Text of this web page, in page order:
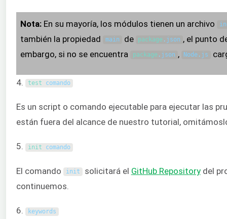
Nota: En su mayoría, los módulos tienen un archivo
también la propiedad main de package . json , el punto
embargo, si no se encuentra
package. json , Node . js
4. test comando
Es un script o comando ejecutable para ejecutar las
están fuera del alcance de nuestro tutorial,
5. init comando
El comando init solicitará el GitHub Repositorydel
continuemos.
6. keywords